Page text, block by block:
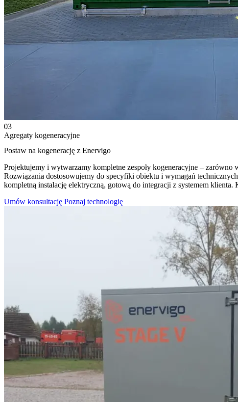
03
Agregaty kogeneracyjne
Postaw na kogenerację z Enervigo
Projektujemy i wytwarzamy kompletne zespoły kogeneracyjne –
Rozwiązania dostosowujemy do specyfiki obiektu i wymagań
kompletną instalację elektryczną, gotową do integracji z systemem
Umów konsultację Poznaj technologię